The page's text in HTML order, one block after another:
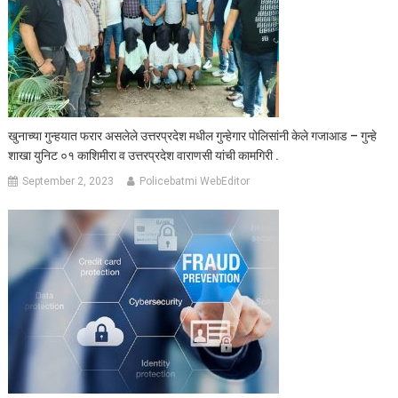
खुनाच्या गुन्हयात फरार असलेले उत्तरप्रदेश मधील गुन्हेगार पोलिसांनी केले गजाआड – गुन्हे
शाखा युनिट ०१ काशिमीरा व उत्तरप्रदेश वाराणसी यांची कामगिरी .
September 2, 2023 Policebatmi WebEditor